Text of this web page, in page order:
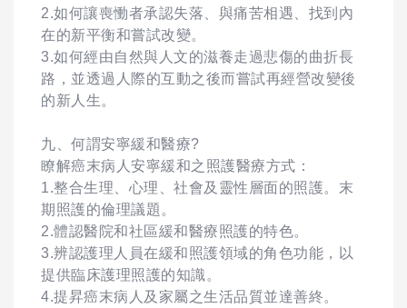
2.如何讓喪慟者承認失落、與痛苦相遇、找到內
在的新平衡和嘗試改變。
3.如何經由自然與人文的滋養走過悲傷的曲折長
路，並透過人際的互動之後而嘗試再經營改變後
的新人生。
九、何謂安寧緩和醫療?
瞭解癌末病人安寧緩和之照護醫療方式：
1.整合生理、心理、社會及靈性層面的照護。末
期照護的倫理議題。
2.體認醫院和社區緩和醫療照護的特色。
3.辨認護理人員在緩和照護領域的角色功能，以
提供臨床護理照護的知識。
4.提昇癌末病人及家屬之生活品質並達善終。